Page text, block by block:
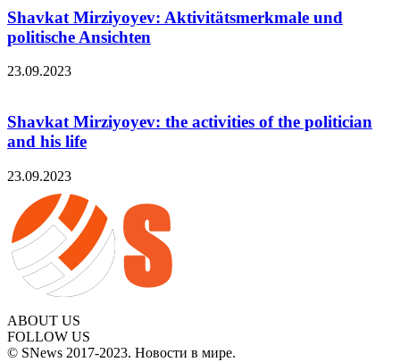
Shavkat Mirziyoyev: Aktivitätsmerkmale und
politische Ansichten
23.09.2023
Shavkat Mirziyoyev: the activities of the politician
and his life
23.09.2023
ABOUT US
FOLLOW US
© SNews 2017-2023. Новости в мире.